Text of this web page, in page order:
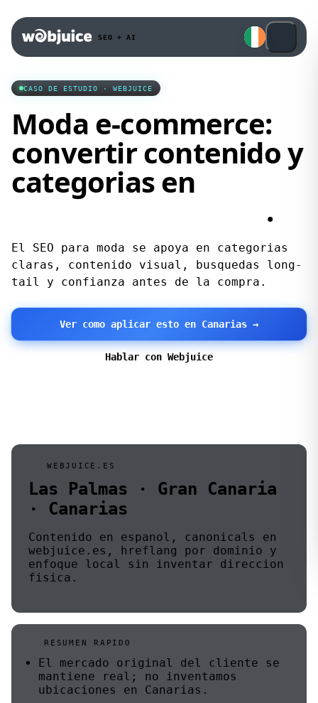
SEO + AI
CASO DE ESTUDIO · WEBJUICE
Moda e-commerce:
convertir contenido y
categorias en
demanda organica .
El SEO para moda se apoya en categorias
claras, contenido visual, busquedas long-
tail y confianza antes de la compra.
Ver como aplicar esto en Canarias →
Hablar con Webjuice
WEBJUICE.ES
Las Palmas · Gran Canaria
· Canarias
Contenido en espanol, canonicals en
webjuice.es, hreflang por dominio y
enfoque local sin inventar direccion
fisica.
RESUMEN RAPIDO
El mercado original del cliente se
mantiene real; no inventamos
ubicaciones en Canarias.